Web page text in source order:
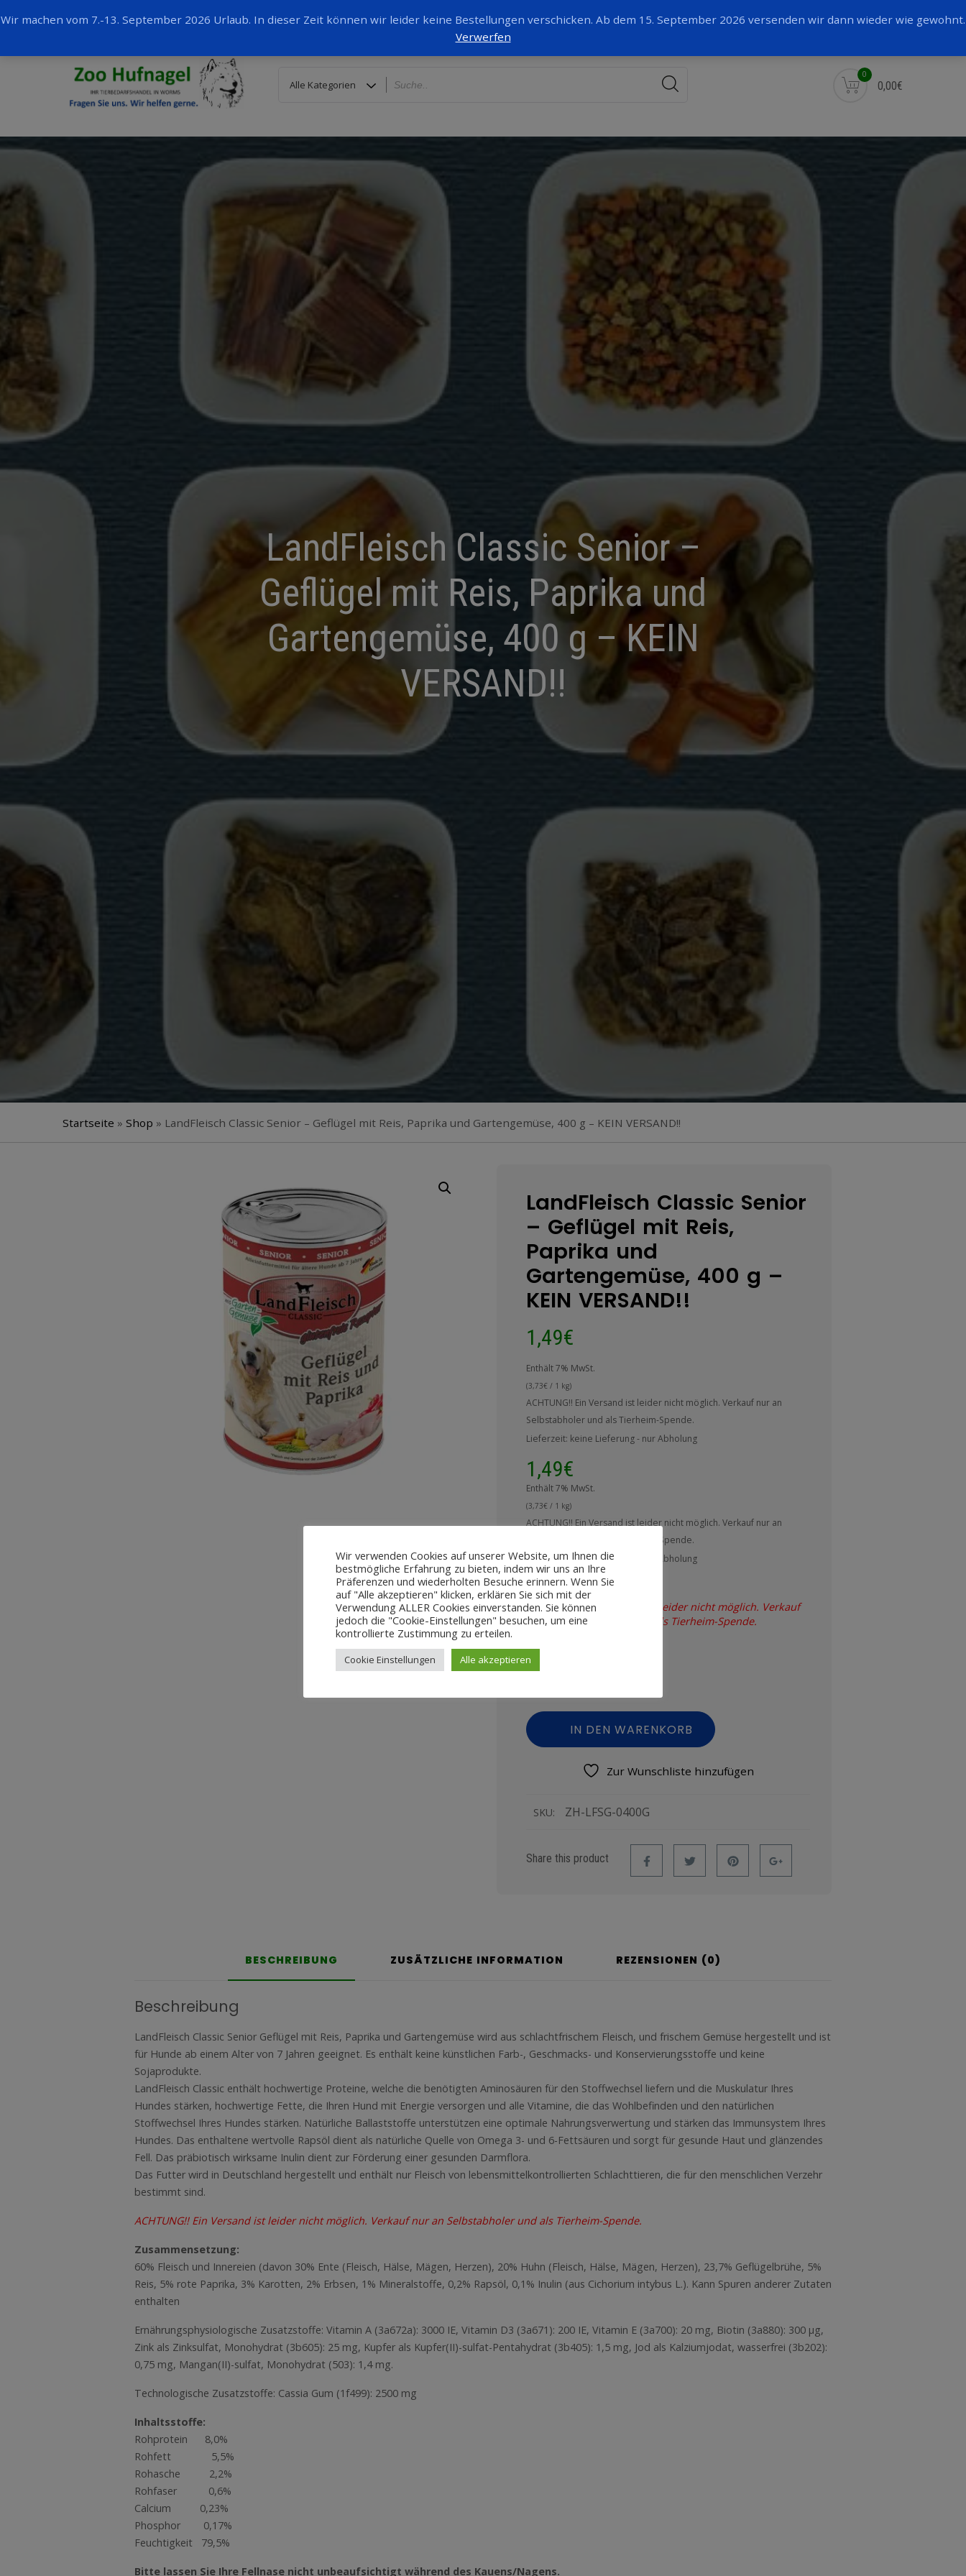
Facebook
0
0,00€
LandFleisch Classic Senior –
Geflügel mit Reis, Paprika und
Gartengemüse, 400 g – KEIN
VERSAND!!
Startseite » Shop » LandFleisch Classic Senior – Geflügel mit Reis, Paprika und Gartengemüse, 400 g – KEIN VERSAND!!
LandFleisch Classic Senior
– Geflügel mit Reis,
Paprika und
Gartengemüse, 400 g –
KEIN VERSAND!!
1,49€
Enthält 7% MwSt.
(3,73€ / 1 kg)
ACHTUNG!! Ein Versand ist leider nicht möglich. Verkauf nur an
Selbstabholer und als Tierheim-Spende.
Lieferzeit: keine Lieferung - nur Abholung
1,49€
Enthält 7% MwSt.
(3,73€ / 1 kg)
ACHTUNG!! Ein Versand ist leider nicht möglich. Verkauf nur an
Selbstabholer und als Tierheim-Spende.
Lieferzeit: keine Lieferung - nur Abholung
ACHTUNG!! Ein Versand ist leider nicht möglich. Verkauf
nur an Selbstabholer und als Tierheim-Spende.
IN DEN WARENKORB
Zur Wunschliste hinzufügen
SKU: ZH-LFSG-0400G
Share this product
BESCHREIBUNG ZUSÄTZLICHE INFORMATION REZENSIONEN (0)
Beschreibung
LandFleisch Classic Senior Geflügel mit Reis, Paprika und Gartengemüse wird aus schlachtfrischem Fleisch, und frischem Gemüse hergestellt und ist
für Hunde ab einem Alter von 7 Jahren geeignet. Es enthält keine künstlichen Farb-, Geschmacks- und Konservierungsstoffe und keine
Sojaprodukte.
LandFleisch Classic enthält hochwertige Proteine, welche die benötigten Aminosäuren für den Stoffwechsel liefern und die Muskulatur Ihres
Hundes stärken, hochwertige Fette, die Ihren Hund mit Energie versorgen und alle Vitamine, die das Wohlbefinden und den natürlichen
Stoffwechsel Ihres Hundes stärken. Natürliche Ballaststoffe unterstützen eine optimale Nahrungsverwertung und stärken das Immunsystem Ihres
Hundes. Das enthaltene wertvolle Rapsöl dient als natürliche Quelle von Omega 3- und 6-Fettsäuren und sorgt für gesunde Haut und glänzendes
Fell. Das präbiotisch wirksame Inulin dient zur Förderung einer gesunden Darmflora.
Das Futter wird in Deutschland hergestellt und enthält nur Fleisch von lebensmittelkontrollierten Schlachttieren, die für den menschlichen Verzehr
bestimmt sind.
ACHTUNG!! Ein Versand ist leider nicht möglich. Verkauf nur an Selbstabholer und als Tierheim-Spende.
Zusammensetzung:
60% Fleisch und Innereien (davon 30% Ente (Fleisch, Hälse, Mägen, Herzen), 20% Huhn (Fleisch, Hälse, Mägen, Herzen), 23,7% Geflügelbrühe, 5%
Reis, 5% rote Paprika, 3% Karotten, 2% Erbsen, 1% Mineralstoffe, 0,2% Rapsöl, 0,1% Inulin (aus Cichorium intybus L.). Kann Spuren anderer Zutaten
enthalten
Ernährungsphysiologische Zusatzstoffe: Vitamin A (3a672a): 3000 IE, Vitamin D3 (3a671): 200 IE, Vitamin E (3a700): 20 mg, Biotin (3a880): 300 µg,
Zink als Zinksulfat, Monohydrat (3b605): 25 mg, Kupfer als Kupfer(II)-sulfat-Pentahydrat (3b405): 1,5 mg, Jod als Kalziumjodat, wasserfrei (3b202):
0,75 mg, Mangan(II)-sulfat, Monohydrat (503): 1,4 mg.
Technologische Zusatzstoffe: Cassia Gum (1f499): 2500 mg
Inhaltsstoffe:
Rohprotein 8,0%
Rohfett 5,5%
Rohasche 2,2%
Rohfaser 0,6%
Calcium 0,23%
Phosphor 0,17%
Feuchtigkeit 79,5%
Bitte lassen Sie Ihre Fellnase nicht unbeaufsichtigt während des Kauens/Nagens.
Wir verwenden Cookies auf unserer Website, um Ihnen die
bestmögliche Erfahrung zu bieten, indem wir uns an Ihre
Präferenzen und wiederholten Besuche erinnern. Wenn Sie
auf "Alle akzeptieren" klicken, erklären Sie sich mit der
Verwendung ALLER Cookies einverstanden. Sie können
jedoch die "Cookie-Einstellungen" besuchen, um eine
kontrollierte Zustimmung zu erteilen.
Cookie Einstellungen Alle akzeptieren
Wir machen vom 7.-13. September 2026 Urlaub. In dieser Zeit können wir leider keine Bestellungen verschicken. Ab dem 15. September 2026 versenden wir dann wieder wie gewohnt.
Verwerfen